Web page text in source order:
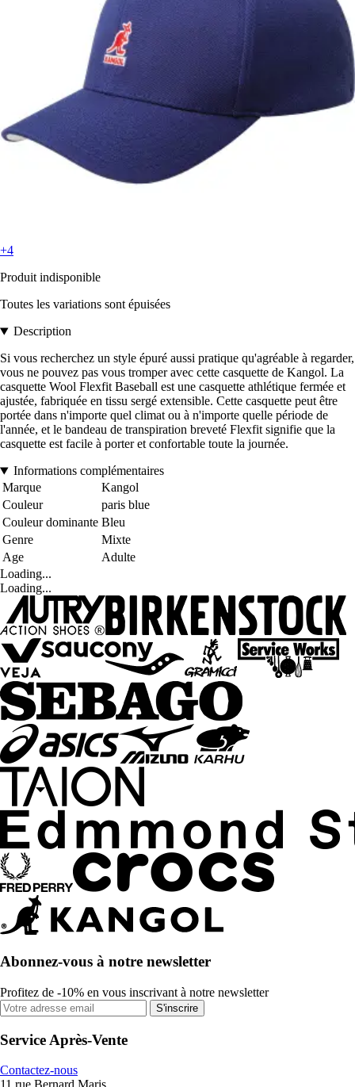
+4
Produit indisponible
Toutes les variations sont épuisées
Description
Si vous recherchez un style épuré aussi pratique qu'agréable à regarder,
vous ne pouvez pas vous tromper avec cette casquette de Kangol. La
casquette Wool Flexfit Baseball est une casquette athlétique fermée et
ajustée, fabriquée en tissu sergé extensible. Cette casquette peut être
portée dans n'importe quel climat ou à n'importe quelle période de
l'année, et le bandeau de transpiration breveté Flexfit signifie que la
casquette est facile à porter et confortable toute la journée.
Informations complémentaires
Marque
Kangol
Couleur
paris blue
Couleur dominante Bleu
Genre
Mixte
Age
Adulte
Loading...
Loading...
Abonnez-vous à notre newsletter
Profitez de -10% en vous inscrivant à notre newsletter
S'inscrire
Service Après-Vente
Contactez-nous